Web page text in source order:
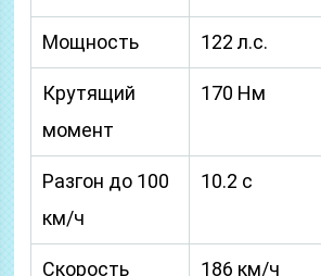
Мощность 122 л.с.
Крутящий
момент
170 Нм
Разгон до 100
км/ч
10.2 с
Скорость
186 км/ч